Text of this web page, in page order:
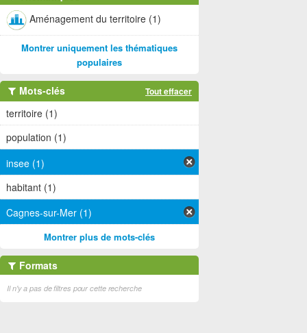
Aménagement du territoire (1)
Montrer uniquement les thématiques
populaires
Mots-clés Tout effacer
territoire (1)
population (1)
insee (1)
habitant (1)
Cagnes-sur-Mer (1)
Montrer plus de mots-clés
Formats
Il n'y a pas de filtres pour cette recherche